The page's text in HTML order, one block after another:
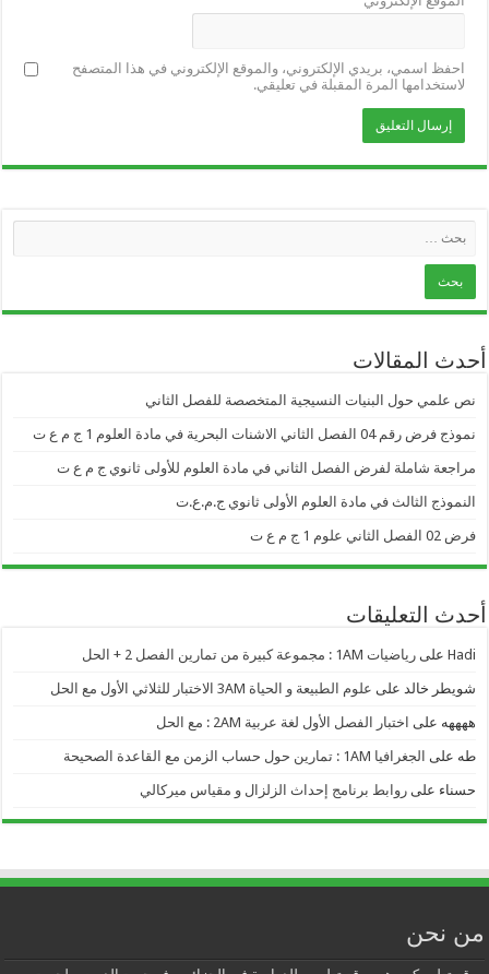
احفظ اسمي، بريدي الإلكتروني، والموقع الإلكتروني في هذا المتصفح
لاستخدامها المرة المقبلة في تعليقي.
أحدث المقالات
نص علمي حول البنيات النسيجية المتخصصة للفصل الثاني
نموذج فرض رقم 04 الفصل الثاني الاشنات البحرية في مادة العلوم 1 ج م ع ت
مراجعة شاملة لفرض الفصل الثاني في مادة العلوم للأولى ثانوي ج م ع ت
النموذج الثالث في مادة العلوم الأولى ثانوي ج.م.ع.ت
فرض 02 الفصل الثاني علوم 1 ج م ع ت
أحدث التعليقات
Hadi علىرياضيات 1AM : مجموعة كبيرة من تمارين الفصل 2 + الحل
شويطر خالد على علوم الطبيعة و الحياة 3AM الاختبار للثلاثي الأول مع الحل
ههههه على اختبار الفصل الأول لغة عربية 2AM : مع الحل
طه على الجغرافيا 1AM : تمارين حول حساب الزمن مع القاعدة الصحيحة
حسناء علىروابط برنامج إحداث الزلزال و مقياس ميركالي
من نحن